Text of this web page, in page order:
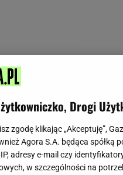
Drogi
zgodę klikając „Akceptuję”,
Agora S.A. będąca spółką
adresy e-mail czy
w szczególności na